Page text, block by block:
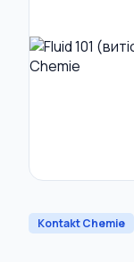
Kontakt Chemie